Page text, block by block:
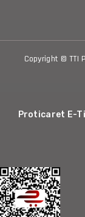
Copyright © TTI
Proticaret E-